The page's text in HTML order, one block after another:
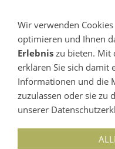
NAVIGATION EINBLENDEN
15907 LÜBBEN
Wir verwenden
optimieren und Ihnen
Erlebnis zu bieten. Mit
erklären Sie sich damit
Informationen und die
zuzulassen oder sie zu
unserer